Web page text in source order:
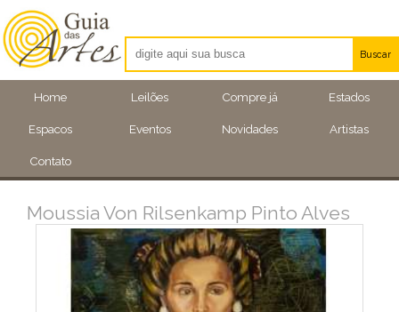
Home Leilões Compre já Estados
Espacos Eventos Novidades Artistas
Contato
Buscar
Artistas
Eventos
Moussia Von Rilsenkamp Pinto Alves